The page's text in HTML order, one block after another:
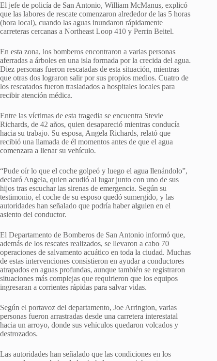
El jefe de policía de San Antonio, William McManus, explicó
que las labores de rescate comenzaron alrededor de las 5 horas
(hora local), cuando las aguas inundaron rápidamente
carreteras cercanas a Northeast Loop 410 y Perrin Beitel.
En esta zona, los bomberos encontraron a varias personas
aferradas a árboles en una isla formada por la crecida del agua.
Diez personas fueron rescatadas de esta situación, mientras
que otras dos lograron salir por sus propios medios. Cuatro de
los rescatados fueron trasladados a hospitales locales para
recibir atención médica.
Entre las víctimas de esta tragedia se encuentra Stevie
Richards, de 42 años, quien desapareció mientras conducía
hacia su trabajo. Su esposa, Angela Richards, relató que
recibió una llamada de él momentos antes de que el agua
comenzara a llenar su vehículo.
“Pude oír lo que el coche golpeó y luego el agua llenándolo”,
declaró Angela, quien acudió al lugar junto con uno de sus
hijos tras escuchar las sirenas de emergencia. Según su
testimonio, el coche de su esposo quedó sumergido, y las
autoridades han señalado que podría haber alguien en el
asiento del conductor.
El Departamento de Bomberos de San Antonio informó que,
además de los rescates realizados, se llevaron a cabo 70
operaciones de salvamento acuático en toda la ciudad. Muchas
de estas intervenciones consistieron en ayudar a conductores
atrapados en aguas profundas, aunque también se registraron
situaciones más complejas que requirieron que los equipos
ingresaran a corrientes rápidas para salvar vidas.
Según el portavoz del departamento, Joe Arrington, varias
personas fueron arrastradas desde una carretera interestatal
hacia un arroyo, donde sus vehículos quedaron volcados y
destrozados.
Las autoridades han señalado que las condiciones en los